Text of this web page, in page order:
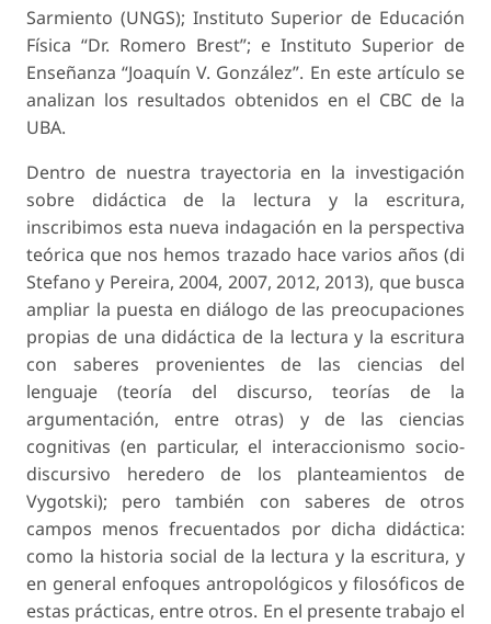
Sarmiento (UNGS); Instituto Superior de Educación
Física “Dr. Romero Brest”; e Instituto Superior de
Enseñanza “Joaquín V. González”. En este artículo se
analizan los resultados obtenidos en el CBC de la
UBA.
Dentro de nuestra trayectoria en la investigación
sobre didáctica de la lectura y la escritura,
inscribimos esta nueva indagación en la perspectiva
teórica que nos hemos trazado hace varios años (di
Stefano y Pereira, 2004, 2007, 2012, 2013), que busca
ampliar la puesta en diálogo de las preocupaciones
propias de una didáctica de la lectura y la escritura
con saberes provenientes de las ciencias del
lenguaje (teoría del discurso, teorías de la
argumentación, entre otras) y de las ciencias
cognitivas (en particular, el interaccionismo socio-
discursivo heredero de los planteamientos de
Vygotski); pero también con saberes de otros
campos menos frecuentados por dicha didáctica:
como la historia social de la lectura y la escritura, y
en general enfoques antropológicos y filosóficos de
estas prácticas, entre otros. En el presente trabajo el